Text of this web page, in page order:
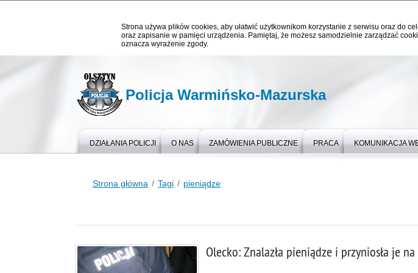
Strona używa plików cookies, aby ułatwić użytkownikom korzystanie z serwisu oraz do
oraz zapisanie w pamięci urządzenia. Pamiętaj, że możesz samodzielnie zarządzać
oznacza wyrażenie zgody.
Policja Warmińsko-Mazurska
DZIAŁANIA POLICJI O NAS ZAMÓWIENIA PUBLICZNE PRACA KOMUNIKACJA
Strona główna Tagi pieniądze
Olecko: Znalazła pieniądze i przyniosła je